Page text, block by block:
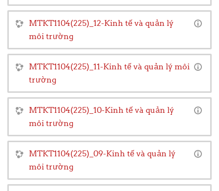
MTKT1104(225)_12-Kinh tế và quản lý
môi trường
MTKT1104(225)_11-Kinh tế và quản lý môi
trường
MTKT1104(225)_10-Kinh tế và quản lý
môi trường
MTKT1104(225)_09-Kinh tế và quản lý
môi trường